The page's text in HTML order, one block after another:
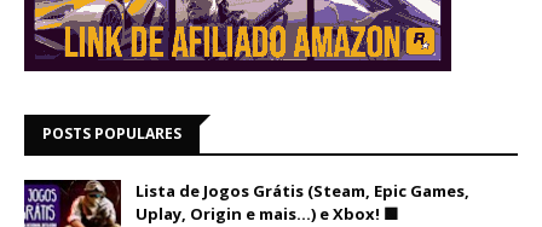
POSTS POPULARES
Lista de Jogos Grátis (Steam, Epic Games,
Uplay, Origin e mais...) e Xbox! 🟩